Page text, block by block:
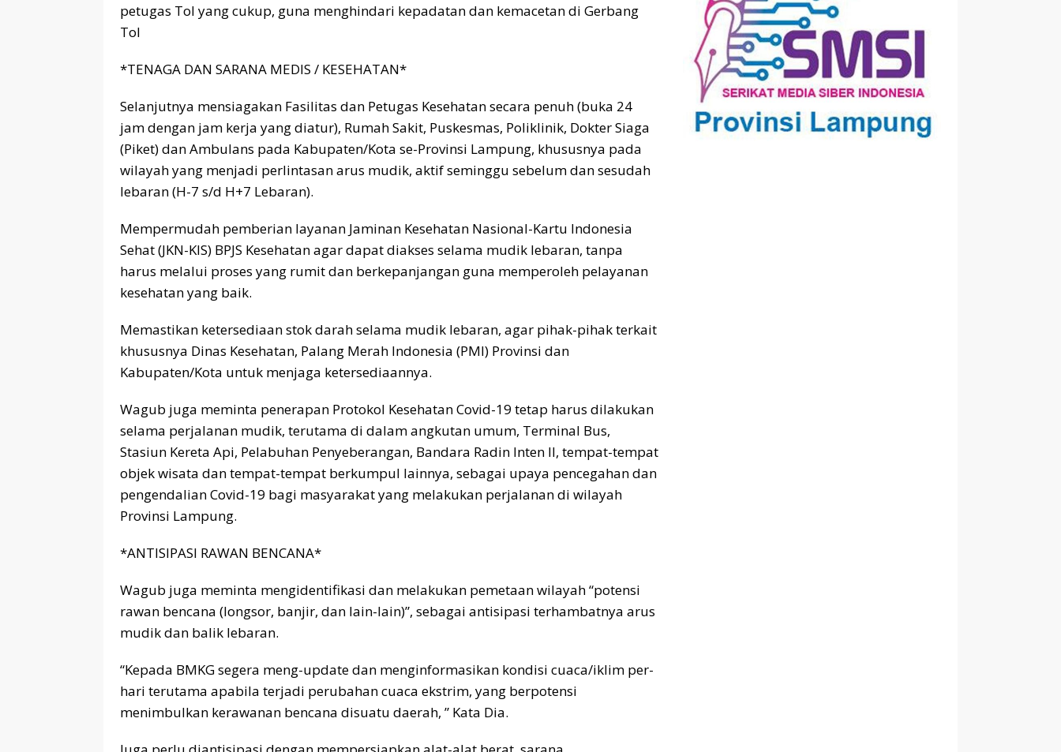
petugas Tol yang cukup, guna menghindari kepadatan dan kemacetan di Gerbang
Tol
*TENAGA DAN SARANA MEDIS / KESEHATAN*
Selanjutnya mensiagakan Fasilitas dan Petugas Kesehatan secara penuh (buka 24
jam dengan jam kerja yang diatur), Rumah Sakit, Puskesmas, Poliklinik, Dokter Siaga
(Piket) dan Ambulans pada Kabupaten/Kota se-Provinsi Lampung, khususnya pada
wilayah yang menjadi perlintasan arus mudik, aktif seminggu sebelum dan sesudah
lebaran (H-7 s/d H+7 Lebaran).
Mempermudah pemberian layanan Jaminan Kesehatan Nasional-Kartu Indonesia
Sehat (JKN-KIS) BPJS Kesehatan agar dapat diakses selama mudik lebaran, tanpa
harus melalui proses yang rumit dan berkepanjangan guna memperoleh pelayanan
kesehatan yang baik.
Memastikan ketersediaan stok darah selama mudik lebaran, agar pihak-pihak terkait
khususnya Dinas Kesehatan, Palang Merah Indonesia (PMI) Provinsi dan
Kabupaten/Kota untuk menjaga ketersediaannya.
Wagub juga meminta penerapan Protokol Kesehatan Covid-19 tetap harus dilakukan
selama perjalanan mudik, terutama di dalam angkutan umum, Terminal Bus,
Stasiun Kereta Api, Pelabuhan Penyeberangan, Bandara Radin Inten II, tempat-tempat
objek wisata dan tempat-tempat berkumpul lainnya, sebagai upaya pencegahan dan
pengendalian Covid-19 bagi masyarakat yang melakukan perjalanan di wilayah
Provinsi Lampung.
*ANTISIPASI RAWAN BENCANA*
Wagub juga meminta mengidentifikasi dan melakukan pemetaan wilayah “potensi
rawan bencana (longsor, banjir, dan lain-lain)”, sebagai antisipasi terhambatnya arus
mudik dan balik lebaran.
“Kepada BMKG segera meng-update dan menginformasikan kondisi cuaca/iklim per-
hari terutama apabila terjadi perubahan cuaca ekstrim, yang berpotensi
menimbulkan kerawanan bencana disuatu daerah, ” Kata Dia.